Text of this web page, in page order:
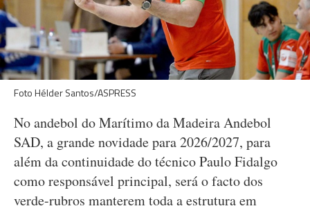
Foto Hélder Santos/ASPRESS
No andebol do Marítimo da Madeira Andebol
SAD, a grande novidade para 2026/2027, para
além da continuidade do técnico Paulo Fidalgo
como responsável principal, será o facto dos
verde-rubros manterem toda a estrutura em